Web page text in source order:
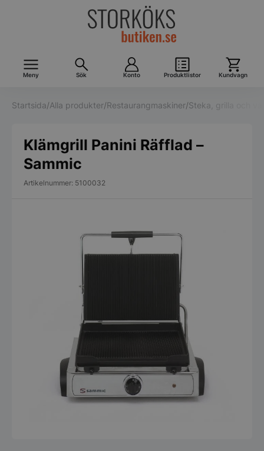
Meny Sök Konto Produktlistor Kundvagn
Startsida/Alla produkter/Restaurangmaskiner/Steka, grilla och
Klämgrill Panini Räfflad –
Sammic
Artikelnummer: 5100032